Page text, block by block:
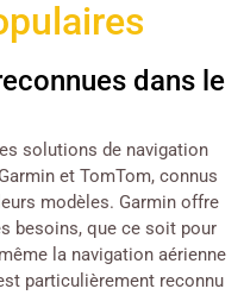
dans le
solutions de navigation
et TomTom, connus
modèles. Garmin offre
besoins, que ce soit pour
la navigation aérienne
particulièrement reconnu